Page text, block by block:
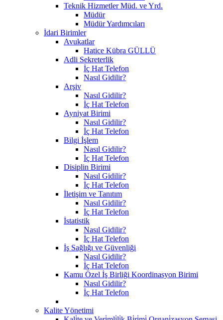
Teknik Hizmetler Müd. ve Yrd.
Müdür
Müdür Yardımcıları
İdari Birimler
Avukatlar
Hatice Kübra GÜLLÜ
Adli Sekreterlik
İç Hat Telefon
Nasıl Gidilir?
Arşiv
Nasıl Gidilir?
İç Hat Telefon
Ayniyat Birimi
Nasıl Gidilir?
İç Hat Telefon
Bilgi İşlem
Nasıl Gidilir?
İç Hat Telefon
Disiplin Birimi
Nasıl Gidilir?
İç Hat Telefon
İletişim ve Tanıtım
Nasıl Gidilir?
İç Hat Telefon
İstatistik
Nasıl Gidilir?
İç Hat Telefon
İş Sağlığı ve Güvenliği
Nasıl Gidilir?
İç Hat Telefon
Kamu Özel İş Birliği Koordinasyon Birimi
Nasıl Gidilir?
İç Hat Telefon
Kalite Yönetimi